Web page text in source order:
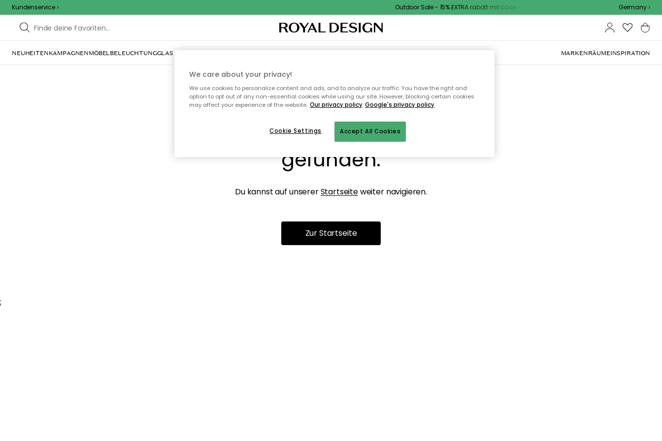
Kundenservice Outdoor Sale - 15% EXTRA rabatt mit code Germany
NEUHEITENKAMPAGNENMÖBELBELEUCHTUNGGLAS & GESCHIRRINNENEINRICHTUNGTEXTILIEN & TEPPICHEKÜCHEAUFBEWAHRUNGOUTDOOR-MÖBEL MARKENRÄUMEINSPIRATION
Ooops, die Seite wurde nicht
gefunden.
Du kannst auf unsererStartseiteweiter navigieren.
Zur Startseite
;
We care about your privacy!
We use cookies to personalize content and ads, and to analyze our traffic. You have the right and
option to opt out of any non-essential cookies while using our site. However, blocking certain cookies
may affect your experience of the website. Our privacy policy Google's privacy policy
Accept All Cookies
Cookie Settings